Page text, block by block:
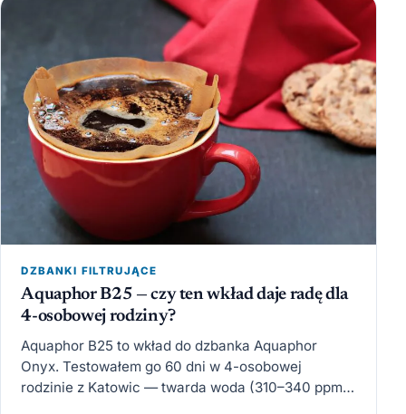
DZBANKI FILTRUJĄCE
Aquaphor B25 — czy ten wkład daje radę dla
4-osobowej rodziny?
Aquaphor B25 to wkład do dzbanka Aquaphor
Onyx. Testowałem go 60 dni w 4-osobowej
rodzinie z Katowic — twarda woda (310–340 ppm),